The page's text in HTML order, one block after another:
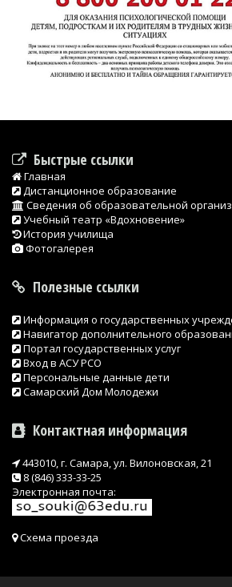
Быстрые ссылки
Главная
Дистанционное образование
Сведения об образовательной
Учебный театр «Вдохновение»
История училища
Фотогалерея
Полезные ссылки
Информация о государственных
Навигатор дополнительного
Портал государственных услуг
Вход в АСУ РСО
Персональные данные дети
Самарский Дом Молодежи
Контактная информация
443010, г. Самара, ул. Вилоновская, 21
8 (846) 333-33-25
Электронная почта:
Схема проезда